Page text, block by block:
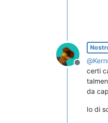
Non in
@
certi
da
Io di